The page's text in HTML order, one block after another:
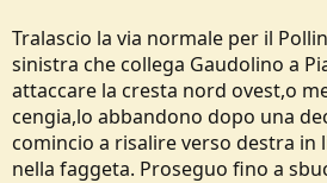
Tralascio la via normale per il
sinistra che collega Gaudolino a
attaccare la cresta nord ovest,o
cengia,lo abbandono dopo una
comincio a risalire verso destra in
nella faggeta. Proseguo fino a